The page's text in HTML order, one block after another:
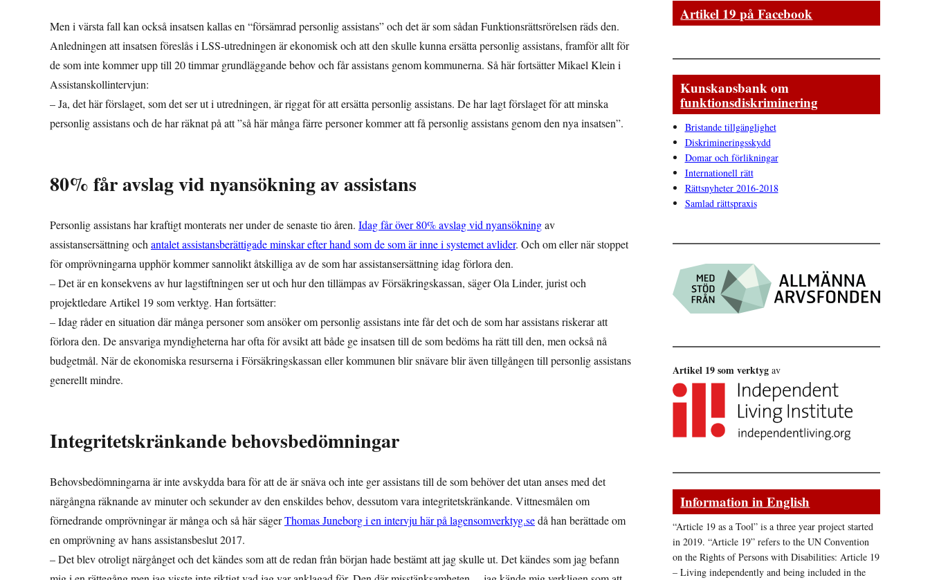
Men i värsta fall kan också insatsen kallas en “försämrad personlig assistans” och det är som sådan Funktionsrättsrörelsen räds den.
Anledningen att insatsen föreslås i LSS-utredningen är ekonomisk och att den skulle kunna ersätta personlig assistans, framför allt för
de som inte kommer upp till 20 timmar grundläggande behov och får assistans genom kommunerna. Så här fortsätter Mikael Klein i
Assistanskollintervjun:
– Ja, det här förslaget, som det ser ut i utredningen, är riggat för att ersätta personlig assistans. De har lagt förslaget för att minska
personlig assistans och de har räknat på att ”så här många färre personer kommer att få personlig assistans genom den nya insatsen”.
80% får avslag vid nyansökning av assistans
Personlig assistans har kraftigt monterats ner under de senaste tio åren. Idag får över 80% avslag vid nyansökningav
assistansersättning och antalet assistansberättigade minskar efter hand som de som är inne i systemet avlider. Och om eller när stoppet
för omprövningarna upphör kommer sannolikt åtskilliga av de som har assistansersättning idag förlora den.
– Det är en konsekvens av hur lagstiftningen ser ut och hur den tillämpas av Försäkringskassan, säger Ola Linder, jurist och
projektledare Artikel 19 som verktyg. Han fortsätter:
– Idag råder en situation där många personer som ansöker om personlig assistans inte får det och de som har assistans riskerar att
förlora den. De ansvariga myndigheterna har ofta för avsikt att både ge insatsen till de som bedöms ha rätt till den, men också nå
budgetmål. När de ekonomiska resurserna i Försäkringskassan eller kommunen blir snävare blir även tillgången till personlig assistans
generellt mindre.
Integritetskränkande behovsbedömningar
Behovsbedömningarna är inte avskydda bara för att de är snäva och inte ger assistans till de som behöver det utan anses med det
närgångna räknande av minuter och sekunder av den enskildes behov, dessutom vara integritetskränkande. Vittnesmålen om
förnedrande omprövningar är många och så här sägerThomas Juneborg i en intervju här på lagensomverktyg.sedå han berättade om
en omprövning av hans assistansbeslut 2017.
– Det blev otroligt närgånget och det kändes som att de redan från början hade bestämt att jag skulle ut. Det kändes som jag befann
Artikel 19 på Facebook
Kunskapsbank om
funktionsdiskriminering
Bristande tillgänglighet
Diskrimineringsskydd
Domar och förlikningar
Internationell rätt
Rättsnyheter 2016-2018
Samlad rättspraxis
Artikel 19 som verktyg av
Information in English
“Article 19 as a Tool” is a three year project started
in 2019. “Article 19” refers to the UN Convention
on the Rights of Persons with Disabilities: Article 19
– Living independently and being included in the